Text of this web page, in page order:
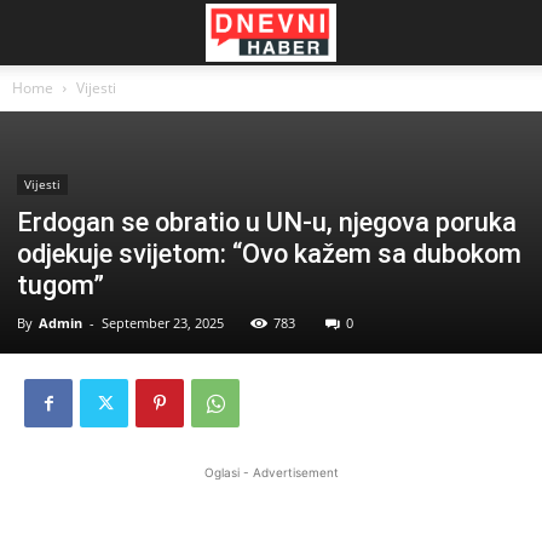
Home Vijesti
Vijesti
Erdogan se obratio u UN-u, njegova poruka
odjekuje svijetom: “Ovo kažem sa dubokom
tugom”
By Admin - September 23, 2025 783 0
Oglasi - Advertisement